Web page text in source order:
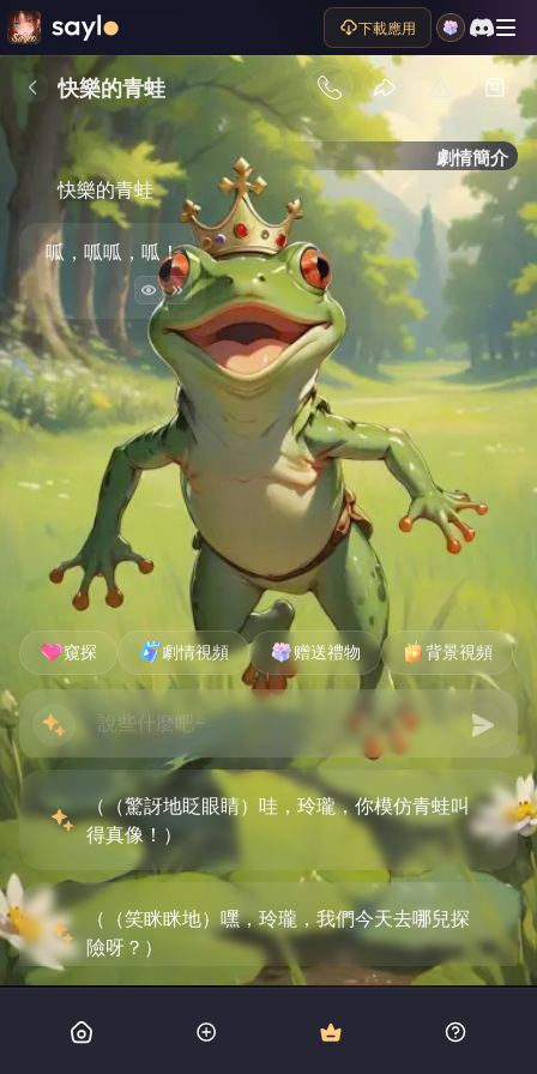
下載應用
快樂的青蛙
劇情簡介
快樂的青蛙
呱，呱呱，呱！
窺探 劇情視頻 赠送禮物 背景視頻
（（驚訝地眨眼睛）哇，玲瓏，你模仿青蛙叫
得真像！）
（（笑眯眯地）嘿，玲瓏，我們今天去哪兒探
險呀？）